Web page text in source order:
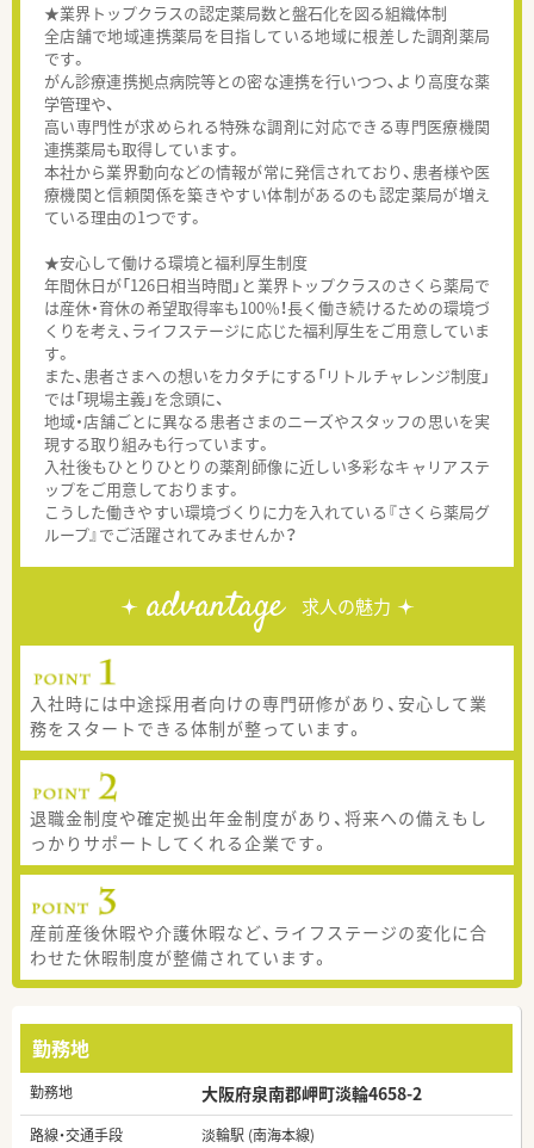
★業界トップクラスの認定薬局数と盤石化を図る組織体制
全店舗で地域連携薬局を目指している地域に根差した調剤薬局
です。
がん診療連携拠点病院等との密な連携を行いつつ、より高度な薬
学管理や、
高い専門性が求められる特殊な調剤に対応できる専門医療機関
連携薬局も取得しています。
本社から業界動向などの情報が常に発信されており、患者様や医
療機関と信頼関係を築きやすい体制があるのも認定薬局が増え
ている理由の1つです。
★安心して働ける環境と福利厚生制度
年間休日が「126日相当時間」と業界トップクラスのさくら薬局で
は産休・育休の希望取得率も100％！長く働き続けるための環境づ
くりを考え、ライフステージに応じた福利厚生をご用意していま
す。
また、患者さまへの想いをカタチにする「リトルチャレンジ制度」
では「現場主義」を念頭に、
地域・店舗ごとに異なる患者さまのニーズやスタッフの思いを実
現する取り組みも行っています。
入社後もひとりひとりの薬剤師像に近しい多彩なキャリアステ
ップをご用意しております。
こうした働きやすい環境づくりに力を入れている『さくら薬局グ
ループ』でご活躍されてみませんか？
advantage 求人の魅力
入社時には中途採用者向けの専門研修があり、安心して業
務をスタートできる体制が整っています。
退職金制度や確定拠出年金制度があり、将来への備えもし
っかりサポートしてくれる企業です。
産前産後休暇や介護休暇など、ライフステージの変化に合
わせた休暇制度が整備されています。
勤務地
勤務地 大阪府泉南郡岬町淡輪4658-2
路線・交通手段
淡輪駅 (南海本線)